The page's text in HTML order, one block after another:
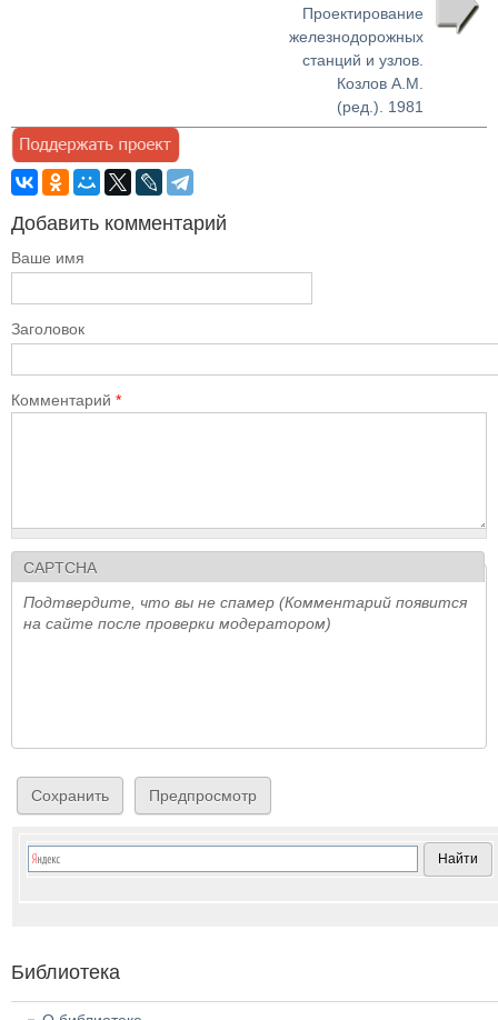
Проектирование
железнодорожных
станций и узлов.
Козлов А.М.
(ред.). 1981
Добавить комментарий
Ваше имя
Заголовок
Комментарий *
CAPTCHA
Подтвердите, что вы не спамер (Комментарий появится
на сайте после проверки модератором)
Библиотека